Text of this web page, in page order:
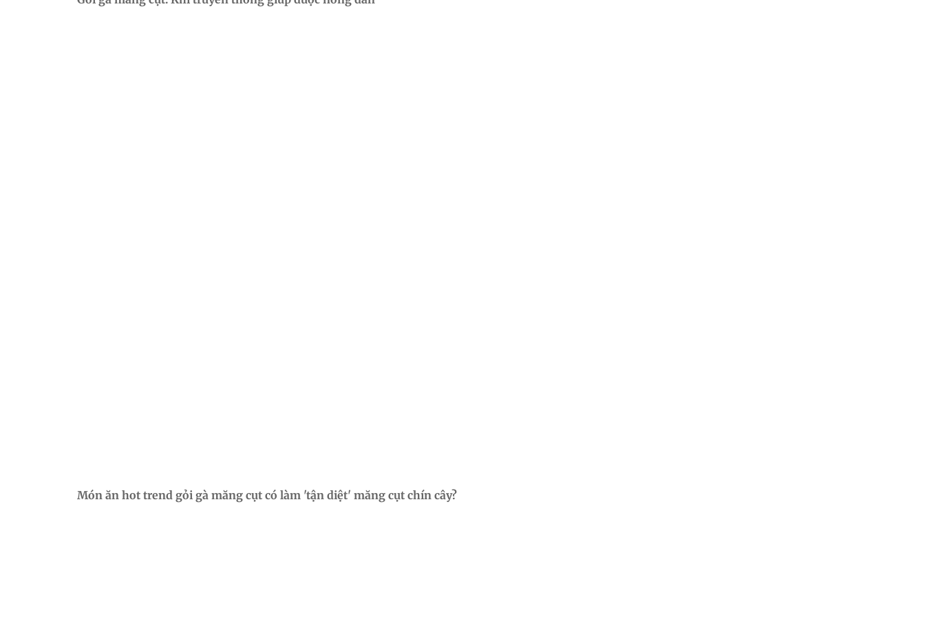
Món ăn hot trend gỏi gà măng cụt có làm 'tận diệt' măng cụt chín cây?